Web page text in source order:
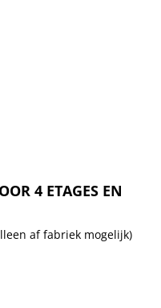
4 ETAGES EN
af fabriek mogelijk)